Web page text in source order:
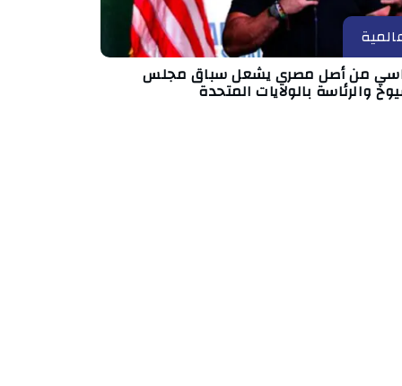
من أصل مصري يشعل سباق مجلس
والرئاسة بالولايات المتحدة